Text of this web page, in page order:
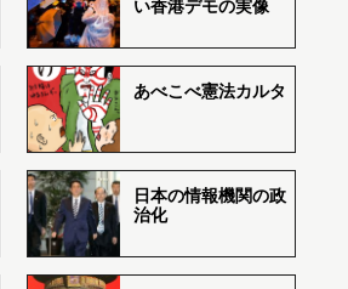
い香港デモの実像
あべこべ憲法カルタ
日本の情報機関の政
治化